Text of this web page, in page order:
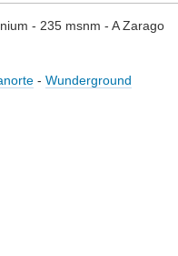
- 235 msnm - A Zarago
- Wunderground